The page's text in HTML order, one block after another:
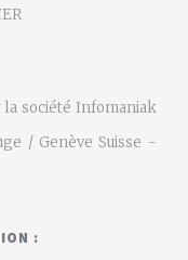
la société Infomaniak
/ Genève Suisse -
: